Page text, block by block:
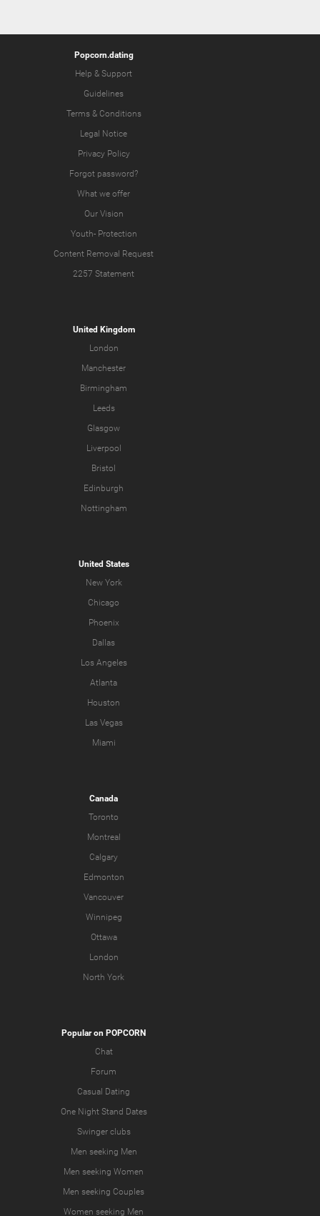
Popcorn.dating
Help & Support
Guidelines
Terms & Conditions
Legal Notice
Privacy Policy
Forgot password?
What we offer
Our Vision
Youth- Protection
Content Removal Request
2257 Statement
United Kingdom
London
Manchester
Birmingham
Leeds
Glasgow
Liverpool
Bristol
Edinburgh
Nottingham
United States
New York
Chicago
Phoenix
Dallas
Los Angeles
Atlanta
Houston
Las Vegas
Miami
Canada
Toronto
Montreal
Calgary
Edmonton
Vancouver
Winnipeg
Ottawa
London
North York
Popular on POPCORN
Chat
Forum
Casual Dating
One Night Stand Dates
Swinger clubs
Men seeking Men
Men seeking Women
Men seeking Couples
Women seeking Men